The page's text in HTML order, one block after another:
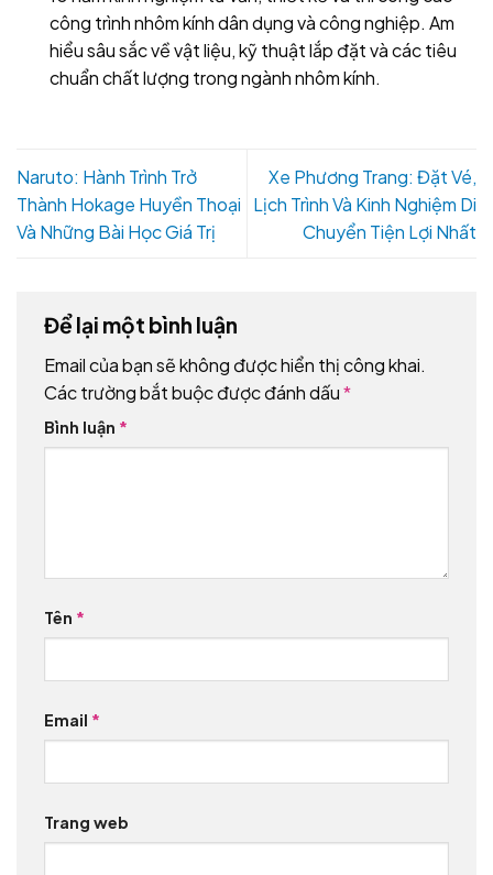
công trình nhôm kính dân dụng và công nghiệp. Am
hiểu sâu sắc về vật liệu, kỹ thuật lắp đặt và các tiêu
chuẩn chất lượng trong ngành nhôm kính.
Naruto: Hành Trình Trở
Thành Hokage Huyền Thoại
Và Những Bài Học Giá Trị
Xe Phương Trang: Đặt Vé,
Lịch Trình Và Kinh Nghiệm Di
Chuyển Tiện Lợi Nhất
Để lại một bình luận
Email của bạn sẽ không được hiển thị công khai.
Các trường bắt buộc được đánh dấu*
Bình luận *
Tên *
Email *
Trang web